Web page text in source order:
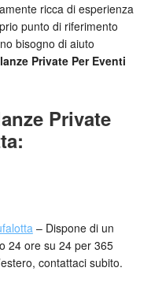
ricca di esperienza
punto di riferimento
bisogno di aiuto
Private Per Eventi
Private
– Dispone di un
24 ore su 24 per 365
contattaci subito.